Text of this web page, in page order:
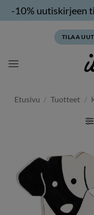
-10% uutiskirjeen
TILAA
Etusivu / Tuotteet /